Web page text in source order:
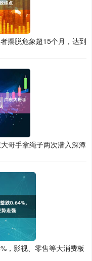
摆脱危象超15个月，达到
哥手拿绳子两次潜入深潭
，影视、零售等大消费板